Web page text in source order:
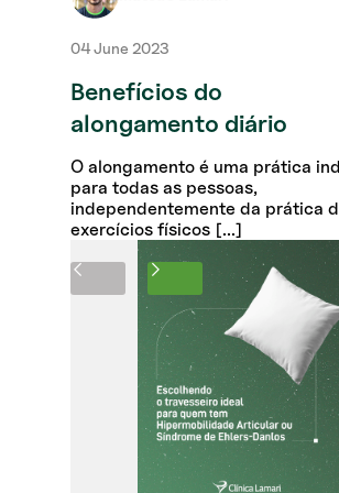
04 June 2023
Benefícios do
alongamento diário
O alongamento é uma prática
para todas as pessoas,
independentemente da prática
exercícios físicos [...]